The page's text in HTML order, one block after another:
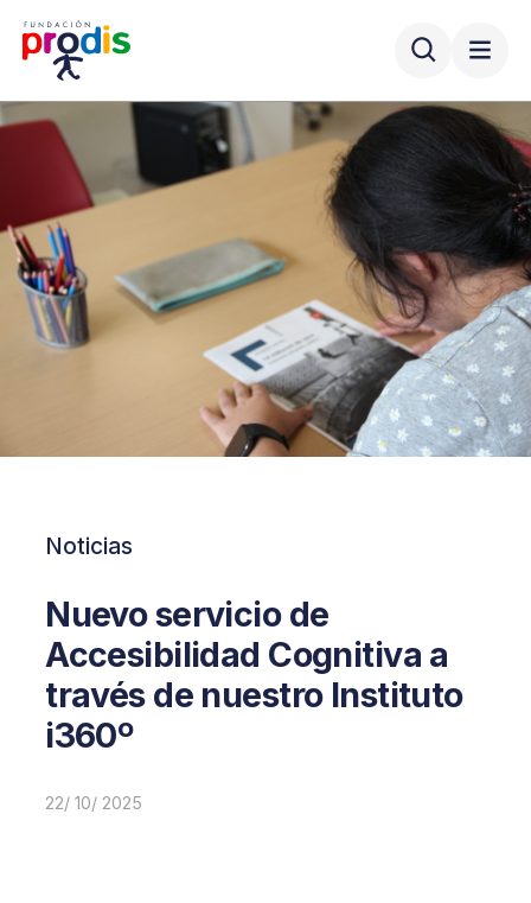
Noticias
Nuevo servicio de
Accesibilidad Cognitiva a
través de nuestro Instituto
i360º
22/ 10/ 2025